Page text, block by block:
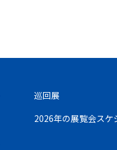
巡回展
2026年の展覧会スケ